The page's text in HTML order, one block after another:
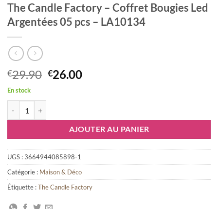
The Candle Factory – Coffret Bougies Led
Argentées 05 pcs – LA10134
€29.90 Le
€29.90.
€26.00Le
€26.00.
En stock
AJOUTER AU PANIER
UGS :3664944085898-1
Catégorie : Maison & Déco
Étiquette :The Candle Factory